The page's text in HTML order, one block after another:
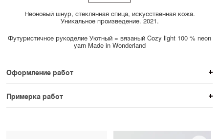
Неоновый шнур, стеклянная спица, искусственная кожа.
Уникальное произведение. 2021.
Футуристичное рукоделие Уютный = вязаный Cozy light 100 % neon
yarn Made in Wonderland
Оформление работ
При покупке произведения вы можете выбрать и
оплатить вариант оформления. На сайте доступен
необходимости консультант поможет подобрать
Примерка работ
примернном масштабе. Мы можем организовать